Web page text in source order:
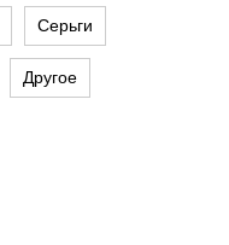
Серьги
Другое